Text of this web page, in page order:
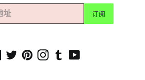
订阅
Facebook
TwitterPinterestInstagram
TumblrYouTube